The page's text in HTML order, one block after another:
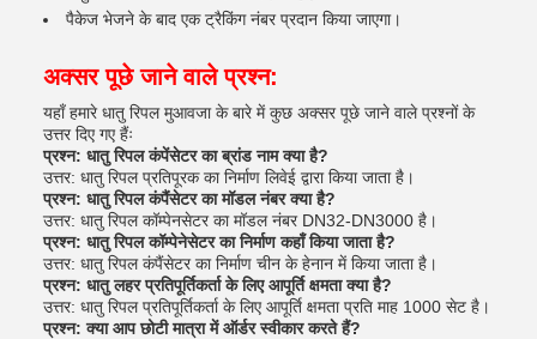
पैकेज भेजने के बाद एक ट्रैकिंग नंबर प्रदान किया जाएगा।
अक्सर पूछे जाने वाले प्रश्न:
यहाँ हमारे धातु रिपल मुआवजा के बारे में कुछ अक्सर पूछे जाने वाले प्रश्नों के
उत्तर दिए गए हैंः
प्रश्न: धातु रिपल कंपेंसेटर का ब्रांड नाम क्या है?
उत्तर: धातु रिपल प्रतिपूरक का निर्माण लिवेई द्वारा किया जाता है।
प्रश्न: धातु रिपल कंपैंसेटर का मॉडल नंबर क्या है?
उत्तर: धातु रिपल कॉम्पेनसेटर का मॉडल नंबर DN32-DN3000 है।
प्रश्न: धातु रिपल कॉम्पेनेसेटर का निर्माण कहाँ किया जाता है?
उत्तर: धातु रिपल कंपैंसेटर का निर्माण चीन के हेनान में किया जाता है।
प्रश्न: धातु लहर प्रतिपूर्तिकर्ता के लिए आपूर्ति क्षमता क्या है?
उत्तर: धातु रिपल प्रतिपूर्तिकर्ता के लिए आपूर्ति क्षमता प्रति माह 1000 सेट है।
प्रश्न: क्या आप छोटी मात्रा में ऑर्डर स्वीकार करते हैं?